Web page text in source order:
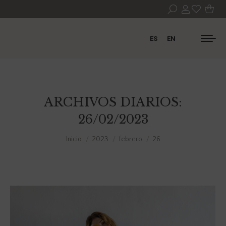
ES EN
ARCHIVOS DIARIOS:
26/02/2023
Estás aquí:
Inicio 2023 febrero 26